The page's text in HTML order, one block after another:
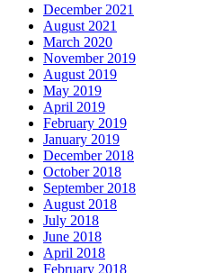
December 2021
August 2021
March 2020
November 2019
August 2019
May 2019
April 2019
February 2019
January 2019
December 2018
October 2018
September 2018
August 2018
July 2018
June 2018
April 2018
February 2018